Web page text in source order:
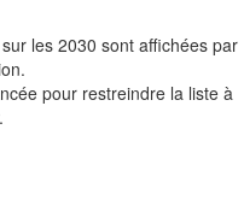
les 2030 sont affichées par
pour restreindre la liste à